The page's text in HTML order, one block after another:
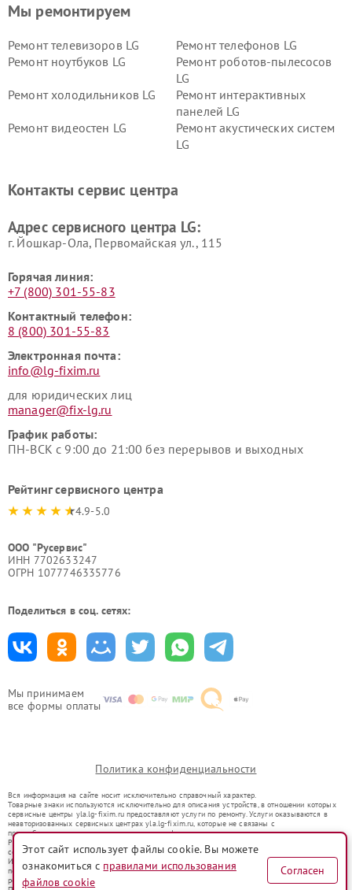
Мы принимаем
все формы оплаты
Мы ремонтируем
Ремонт телевизоров LG
Ремонт телефонов LG
Ремонт ноутбуков LG
Ремонт роботов-пылесосов
LG
Ремонт холодильников LG
Ремонт интерактивных
панелей LG
Ремонт видеостен LG
Ремонт акустических систем
LG
Ремонт морозильных камер
Ремонт вертикальных
Контакты сервис центра
Адрес сервисного центра LG:
г. Йошкар-Ола, Первомайская ул., 115
Горячая линия:
+7 (800) 301-55-83
Контактный телефон:
8 (800) 301-55-83
Электронная почта:
info@lg-fixim.ru
для юридических лиц
manager@fix-lg.ru
График работы:
ПН-ВСК с 9:00 до 21:00 без перерывов и выходных
Рейтинг сервисного центра
4.9-5.0
ООО "Русервис"
ИНН 7702633247
ОГРН 1077746335776
Поделиться в соц. сетях:
Политика конфиденциальности
Вся информация на сайте носит исключительно справочный характер.
Товарные знаки используются исключительно для описания устройств, в отношении которых
сервисные центры yla.lg-fixim.ru предоставляют услуги по ремонту. Услуги оказываются в
неавторизованных сервисных центрах yla.lg-fixim.ru, которые не связаны с
правообладателями товарных знаков или их официальными представителями.
Ремонт осуществляется для устройств, уже введенных в гражданский оборот в соответствии
со статьей 1487 ГК РФ.
Использование товарных знаков не преследует цели индивидуализации услуг или введения
потребителей в заблуждение, а служит для информирования о предоставляемых услугах по
ремонту техники указанных брендов.
Этот сайт использует файлы cookie. Вы можете
ознакомиться с правилами использования
файлов cookie
Согласен